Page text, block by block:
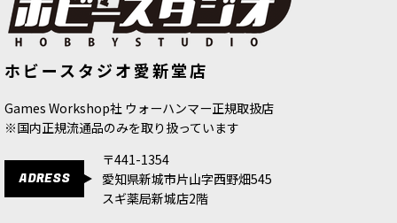
ズ(ライト色) 77112]
ロー(シェード色)
ホビースタジオ愛新堂店
Games Workshop社 ウォーハンマー正規取扱店
※国内正規流通品のみを取り扱っています
ADRESS
〒441-1354
愛知県新城市片山字西野畑545
スギ薬局新城店2階